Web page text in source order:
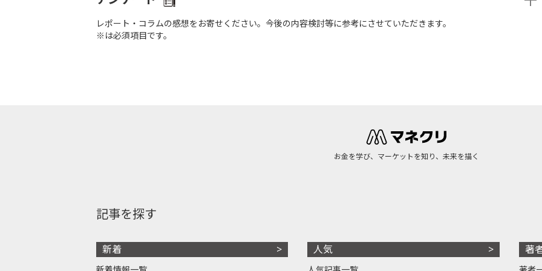
レポート・コラムの感想をお寄せください。今後の内容検討等に参考にさせていただきます。
※は必須項目です。
お金を学び、マーケットを知り、未来を描く
記事を探す
新着 人気 著